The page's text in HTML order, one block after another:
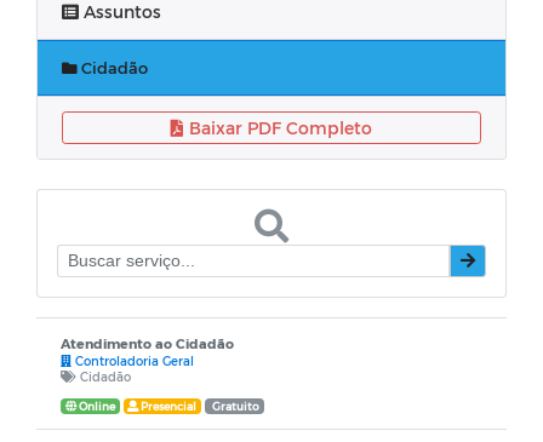
Assuntos
Cidadão
Baixar PDF Completo
Atendimento ao Cidadão
Controladoria Geral
Cidadão
Online
Presencial Gratuito